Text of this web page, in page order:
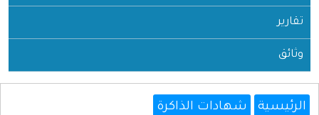
تقارير
وثائق
الرئيسية شهادات الذاكرة